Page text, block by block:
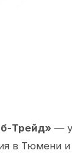
Трейд» —
в Тюмени